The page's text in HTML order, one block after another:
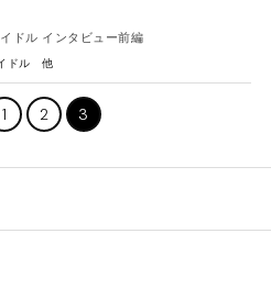
ドル インタビュー前編
ドル
1 2 3